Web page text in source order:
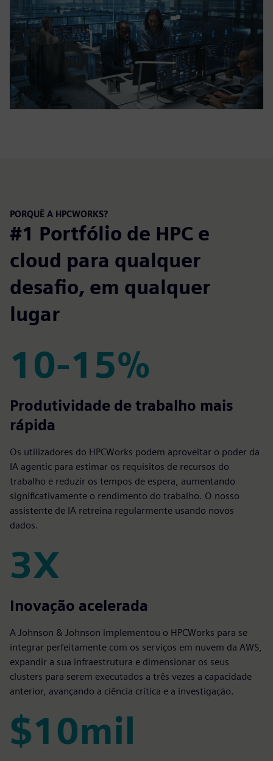
PORQUÊ A HPCWORKS?
#1 Portfólio de HPC e
cloud para qualquer
desafio, em qualquer
lugar
10-15%
10-15%
Produtividade de trabalho mais
rápida
Os utilizadores do HPCWorks podem aproveitar o poder da
IA agentic para estimar os requisitos de recursos do
trabalho e reduzir os tempos de espera, aumentando
significativamente o rendimento do trabalho. O nosso
assistente de IA retreina regularmente usando novos
dados.
3X
3X
Inovação acelerada
A Johnson & Johnson implementou o HPCWorks para se
integrar perfeitamente com os serviços em nuvem da AWS,
expandir a sua infraestrutura e dimensionar os seus
clusters para serem executados a três vezes a capacidade
anterior, avançando a ciência crítica e a investigação.
$10mil